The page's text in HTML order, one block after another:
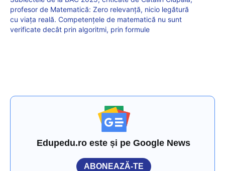
profesor de Matematică: Zero relevanță, nicio legătură
cu viața reală. Competențele de matematică nu sunt
verificate decât prin algoritmi, prin formule
Edupedu.ro este și pe Google News
ABONEAZĂ-TE